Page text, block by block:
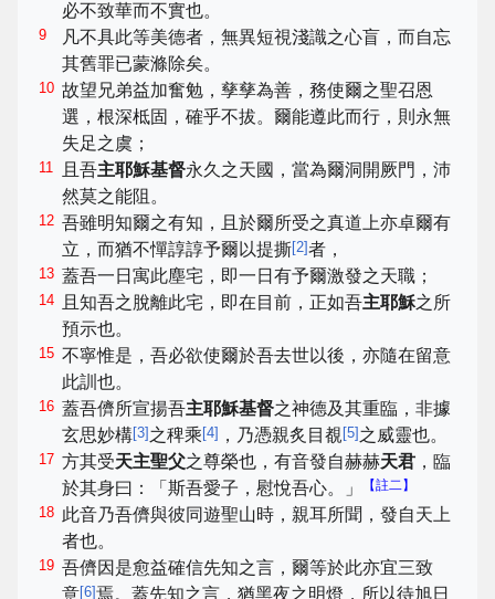
必不致華而不實也。
9
凡不具此等美德者，無異短視淺識之心盲，而自忘
其舊罪已蒙滌除矣。
10 故望兄弟益加奮勉，孳孳為善，務使爾之聖召恩
選，根深柢固，確乎不拔。爾能遵此而行，則永無
失足之虞；
11 且吾主耶穌基督永久之天國，當為爾洞開厥門，沛
然莫之能阻。
12 吾雖明知爾之有知，且於爾所受之真道上亦卓爾有
立，而猶不憚諄諄予爾以提撕[2]者，
13 蓋吾一日寓此塵宅，即一日有予爾激發之天職；
14 且知吾之脫離此宅，即在目前，正如吾主耶穌之所
預示也。
15 不寧惟是，吾必欲使爾於吾去世以後，亦隨在留意
此訓也。
16 蓋吾儕所宣揚吾主耶穌基督之神德及其重臨，非據
玄思妙構[3] 之稗乘 [4] ，乃憑親炙目覩 [5] 之威靈也。
17 方其受天主聖父之尊榮也，有音發自赫赫天君 ，臨
於其身曰：「斯吾愛子，慰悅吾心。」
【註二】
18 此音乃吾儕與彼同遊聖山時，親耳所聞，發自天上
者也。
19 吾儕因是愈益確信先知之言，爾等於此亦宜三致
意[6]焉。蓋先知之言，猶黑夜之明燈，所以待旭日